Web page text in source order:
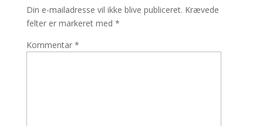
Din e-mailadresse vil ikke blive publiceret. Krævede
felter er markeret med *
Kommentar *